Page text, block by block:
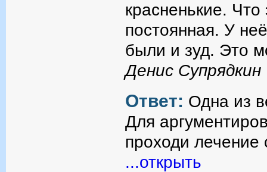
красненькие.
постоянная. У
были и зуд. Это
Денис Супрядкин
Ответ: Одна из
Для
проходи лечение
...открыть